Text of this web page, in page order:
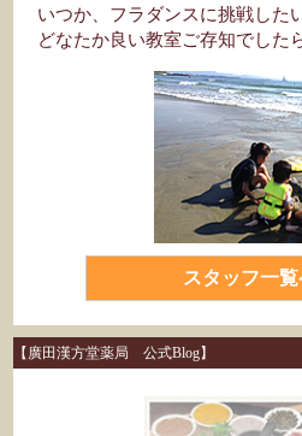
いつか、フラダンスに挑戦した
どなたか良い教室ご存知でした
スタッフ一
【廣田漢方堂薬局 公式Blog】